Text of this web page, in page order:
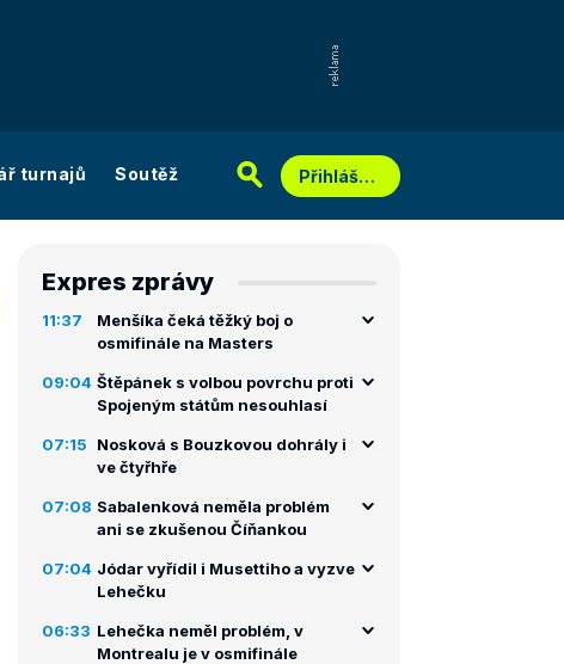
turnajů Soutěž Přihlášení
Expres zprávy
11:37
Menšíka čeká těžký boj o
osmifinále na Masters
09:04 Štěpánek s volbou povrchu proti
Spojeným státům nesouhlasí
07:15
Nosková s Bouzkovou dohrály i
ve čtyřhře
07:08 Sabalenková neměla problém
ani se zkušenou Číňankou
07:04 Jódar vyřídil i Musettiho a vyzve
Lehečku
06:33 Lehečka neměl problém, v
Montrealu je v osmifinále